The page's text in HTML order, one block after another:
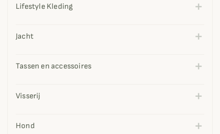
Lifestyle Kleding
Jacht
Tassen en accessoires
Visserij
Hond